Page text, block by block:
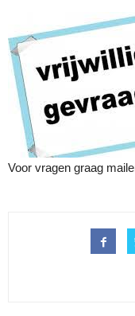
Voor vragen graag